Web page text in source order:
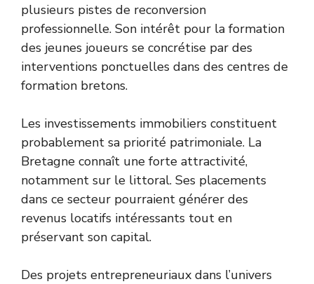
plusieurs pistes de reconversion
professionnelle. Son intérêt pour la formation
des jeunes joueurs se concrétise par des
interventions ponctuelles dans des centres de
formation bretons.
Les investissements immobiliers constituent
probablement sa priorité patrimoniale. La
Bretagne connaît une forte attractivité,
notamment sur le littoral. Ses placements
dans ce secteur pourraient générer des
revenus locatifs intéressants tout en
préservant son capital.
Des projets entrepreneuriaux dans l’univers